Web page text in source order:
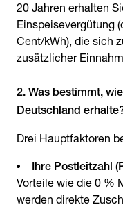
20 Jahren erhalten
Einspeisevergütung
Cent/kWh), die sich
zusätzlicher
2. Was bestimmt,
Deutschland
Drei Hauptfaktoren
Ihre Postleitzahl
Vorteile wie die 0 %
werden direkte